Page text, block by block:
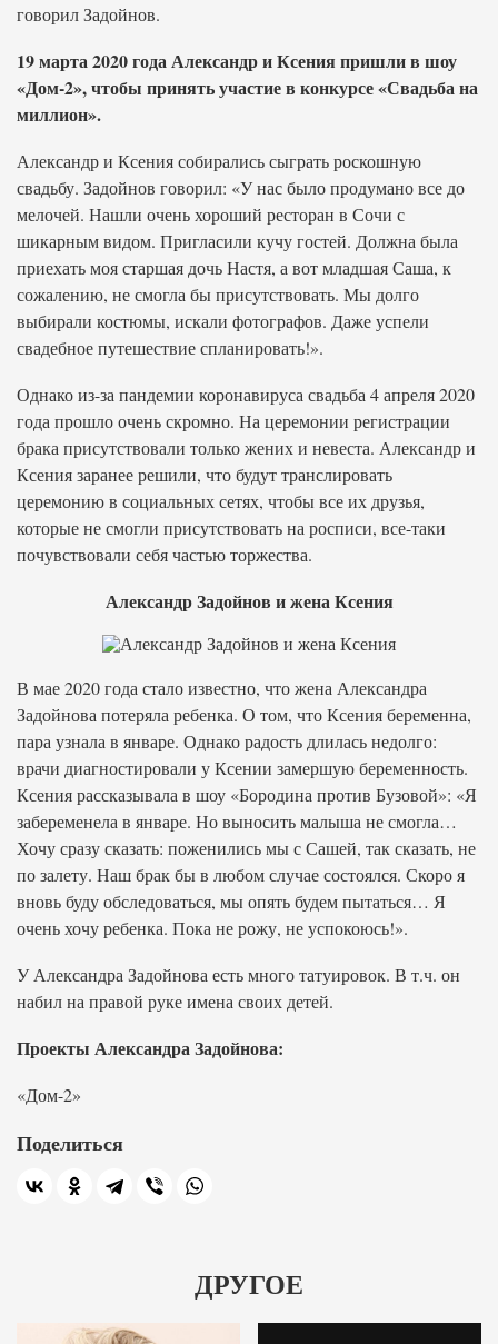
говорил Задойнов.
19 марта 2020 года Александр и Ксения пришли в шоу
«Дом-2», чтобы принять участие в конкурсе «Свадьба на
миллион».
Александр и Ксения собирались сыграть роскошную
свадьбу. Задойнов говорил: «У нас было продумано все до
мелочей. Нашли очень хороший ресторан в Сочи с
шикарным видом. Пригласили кучу гостей. Должна была
приехать моя старшая дочь Настя, а вот младшая Саша, к
сожалению, не смогла бы присутствовать. Мы долго
выбирали костюмы, искали фотографов. Даже успели
свадебное путешествие спланировать!».
Однако из-за пандемии коронавируса свадьба 4 апреля 2020
года прошло очень скромно. На церемонии регистрации
брака присутствовали только жених и невеста. Александр и
Ксения заранее решили, что будут транслировать
церемонию в социальных сетях, чтобы все их друзья,
которые не смогли присутствовать на росписи, все-таки
почувствовали себя частью торжества.
Александр Задойнов и жена Ксения
В мае 2020 года стало известно, что жена Александра
Задойнова потеряла ребенка. О том, что Ксения беременна,
пара узнала в январе. Однако радость длилась недолго:
врачи диагностировали у Ксении замершую беременность.
Ксения рассказывала в шоу «Бородина против Бузовой»: «Я
забеременела в январе. Но выносить малыша не смогла…
Хочу сразу сказать: поженились мы с Сашей, так сказать, не
по залету. Наш брак бы в любом случае состоялся. Скоро я
вновь буду обследоваться, мы опять будем пытаться… Я
очень хочу ребенка. Пока не рожу, не успокоюсь!».
У Александра Задойнова есть много татуировок. В т.ч. он
набил на правой руке имена своих детей.
Проекты Александра Задойнова:
«Дом-2»
Поделиться
ДРУГОЕ